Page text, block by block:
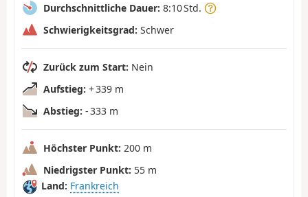
Durchschnittliche Dauer: 8:10 Std.
Schwierigkeitsgrad: Schwer
Zurück zum Start: Nein
Aufstieg: + 339 m
Abstieg: - 333 m
Höchster Punkt: 200 m
Niedrigster Punkt: 55 m
Land: Frankreich